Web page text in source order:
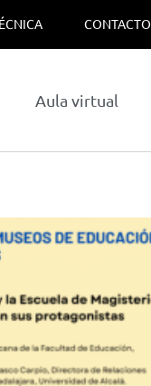
CONTACTO
Aula virtual